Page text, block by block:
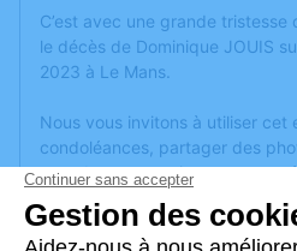
C’est avec une grande tristesse
le décès de Dominique JOUIS
2023 à Le Mans.
Nous vous invitons à utiliser cet
condoléances, partager des
anecdote ou exprimer vos
ou des textes. Cet endroit est
honorer la mémoire de